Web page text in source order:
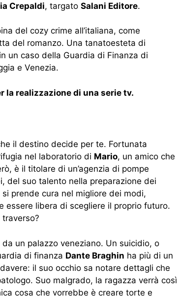
Crepaldi, targato Salani Editore.
del cozy crime all’italiana, come
del romanzo. Una tanatoesteta di
un caso della Guardia di Finanza di
e Venezia.
la realizzazione di una serie tv.
il destino decide per te. Fortunata
nel laboratorio di Mario, un amico che
è il titolare di un’agenzia di pompe
del suo talento nella preparazione dei
prende cura nel migliore dei modi,
essere libera di scegliere il proprio futuro.
un palazzo veneziano. Un suicidio, o
di finanza Dante Braghin ha più di un
il suo occhio sa notare dettagli che
Suo malgrado, la ragazza verrà così
cosa che vorrebbe è creare torte e